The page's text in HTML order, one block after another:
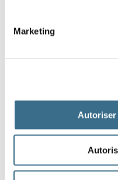
Marketing
Autoriser